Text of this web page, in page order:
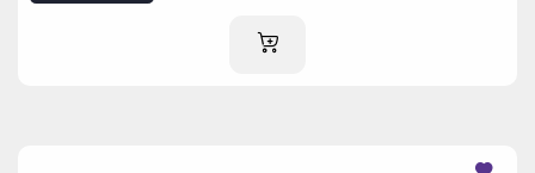
IM WARENKORB